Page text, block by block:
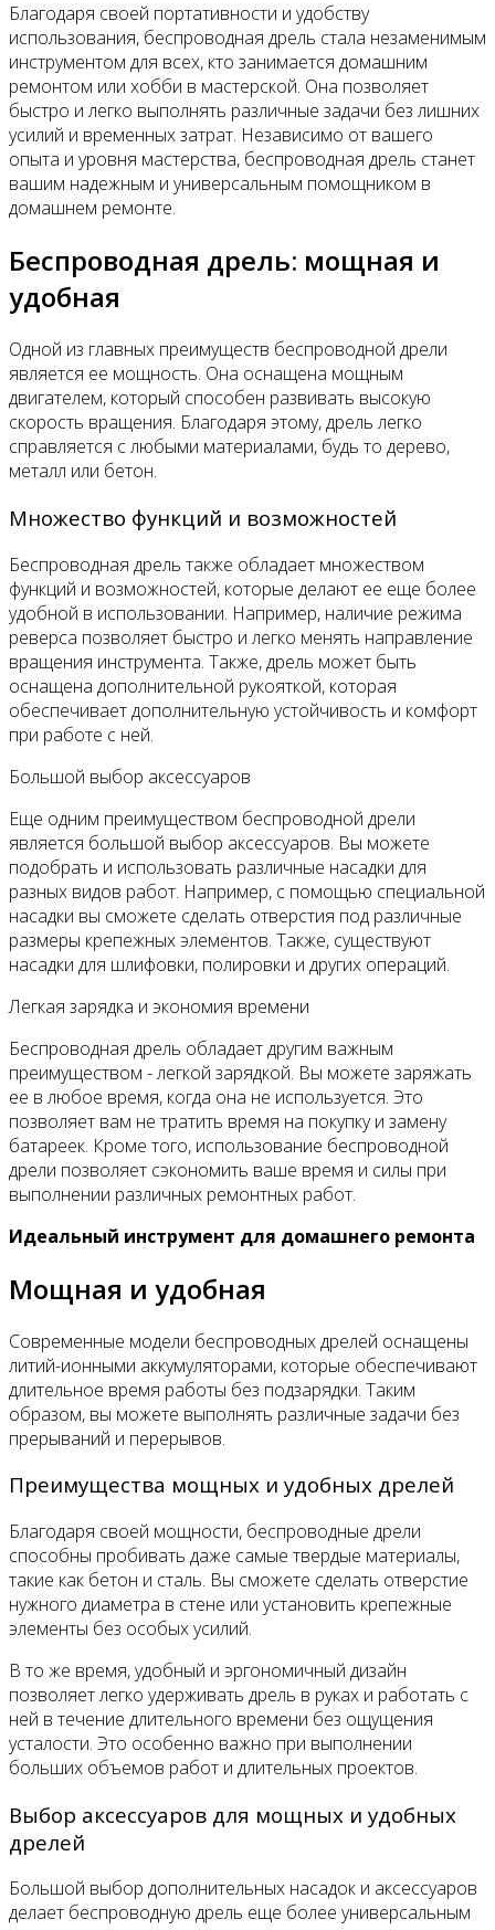
Благодаря своей портативности и удобству
использования, беспроводная дрель стала незаменимым
инструментом для всех, кто занимается домашним
ремонтом или хобби в мастерской. Она позволяет
быстро и легко выполнять различные задачи без лишних
усилий и временных затрат. Независимо от вашего
опыта и уровня мастерства, беспроводная дрель станет
вашим надежным и универсальным помощником в
домашнем ремонте.
Беспроводная дрель: мощная и
удобная
Одной из главных преимуществ беспроводной дрели
является ее мощность. Она оснащена мощным
двигателем, который способен развивать высокую
скорость вращения. Благодаря этому, дрель легко
справляется с любыми материалами, будь то дерево,
металл или бетон.
Множество функций и возможностей
Беспроводная дрель также обладает множеством
функций и возможностей, которые делают ее еще более
удобной в использовании. Например, наличие режима
реверса позволяет быстро и легко менять направление
вращения инструмента. Также, дрель может быть
оснащена дополнительной рукояткой, которая
обеспечивает дополнительную устойчивость и комфорт
при работе с ней.
Большой выбор аксессуаров
Еще одним преимуществом беспроводной дрели
является большой выбор аксессуаров. Вы можете
подобрать и использовать различные насадки для
разных видов работ. Например, с помощью специальной
насадки вы сможете сделать отверстия под различные
размеры крепежных элементов. Также, существуют
насадки для шлифовки, полировки и других операций.
Легкая зарядка и экономия времени
Беспроводная дрель обладает другим важным
преимуществом - легкой зарядкой. Вы можете заряжать
ее в любое время, когда она не используется. Это
позволяет вам не тратить время на покупку и замену
батареек. Кроме того, использование беспроводной
дрели позволяет сэкономить ваше время и силы при
выполнении различных ремонтных работ.
Идеальный инструмент для домашнего ремонта
Мощная и удобная
Современные модели беспроводных дрелей оснащены
литий-ионными аккумуляторами, которые обеспечивают
длительное время работы без подзарядки. Таким
образом, вы можете выполнять различные задачи без
прерываний и перерывов.
Преимущества мощных и удобных дрелей
Благодаря своей мощности, беспроводные дрели
способны пробивать даже самые твердые материалы,
такие как бетон и сталь. Вы сможете сделать отверстие
нужного диаметра в стене или установить крепежные
элементы без особых усилий.
В то же время, удобный и эргономичный дизайн
позволяет легко удерживать дрель в руках и работать с
ней в течение длительного времени без ощущения
усталости. Это особенно важно при выполнении
больших объемов работ и длительных проектов.
Выбор аксессуаров для мощных и удобных
дрелей
Большой выбор дополнительных насадок и аксессуаров
делает беспроводную дрель еще более универсальным